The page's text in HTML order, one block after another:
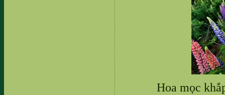
Hoa mọc